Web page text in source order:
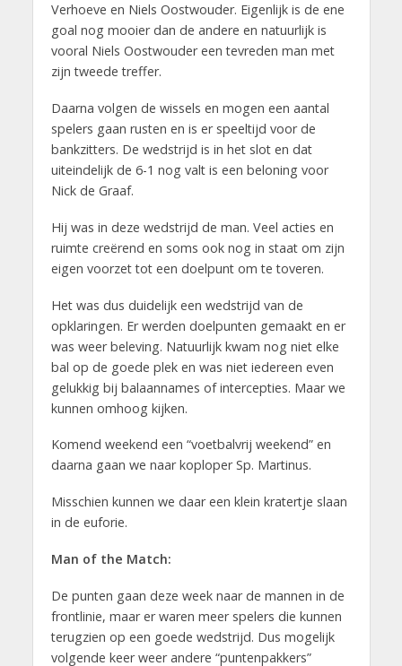
Verhoeve en Niels Oostwouder. Eigenlijk is de ene
goal nog mooier dan de andere en natuurlijk is
vooral Niels Oostwouder een tevreden man met
zijn tweede treffer.
Daarna volgen de wissels en mogen een aantal
spelers gaan rusten en is er speeltijd voor de
bankzitters. De wedstrijd is in het slot en dat
uiteindelijk de 6-1 nog valt is een beloning voor
Nick de Graaf.
Hij was in deze wedstrijd de man. Veel acties en
ruimte creërend en soms ook nog in staat om zijn
eigen voorzet tot een doelpunt om te toveren.
Het was dus duidelijk een wedstrijd van de
opklaringen. Er werden doelpunten gemaakt en er
was weer beleving. Natuurlijk kwam nog niet elke
bal op de goede plek en was niet iedereen even
gelukkig bij balaannames of intercepties. Maar we
kunnen omhoog kijken.
Komend weekend een “voetbalvrij weekend” en
daarna gaan we naar koploper Sp. Martinus.
Misschien kunnen we daar een klein kratertje slaan
in de euforie.
Man of the Match:
De punten gaan deze week naar de mannen in de
frontlinie, maar er waren meer spelers die kunnen
terugzien op een goede wedstrijd. Dus mogelijk
volgende keer weer andere “puntenpakkers”